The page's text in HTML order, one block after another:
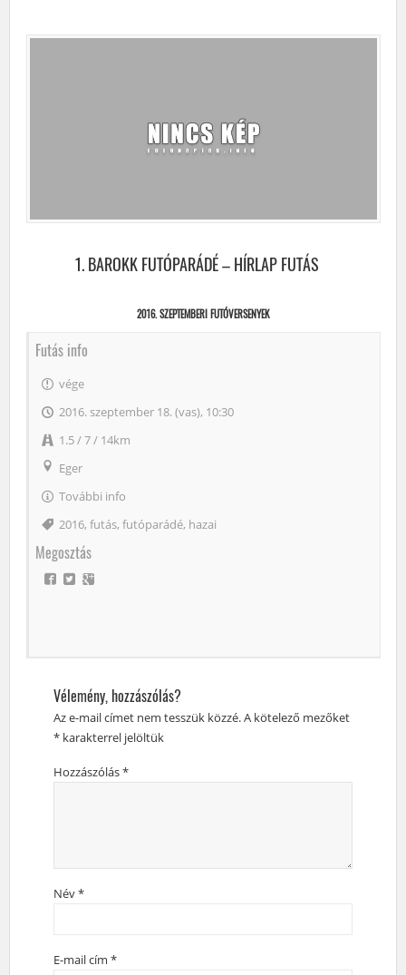
1. BAROKK FUTÓPARÁDÉ – HÍRLAP FUTÁS
2016. SZEPTEMBERI FUTÓVERSENYEK
Futás info
vége
2016. szeptember 18. (vas), 10:30
1.5 / 7 / 14km
Eger
További info
Címke
2016, futás, futóparádé, hazai
Megosztás
Vélemény, hozzászólás?
Az e-mail címet nem tesszük közzé.A kötelező mezőket
*karakterrel jelöltük
Hozzászólás*
Név*
E-mail cím *